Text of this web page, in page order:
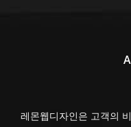
레몬웹디자인은 고객의